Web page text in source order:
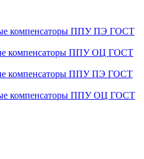
компенсаторы ППУ ПЭ ГОСТ
компенсаторы ППУ ОЦ ГОСТ
компенсаторы ППУ ПЭ ГОСТ
компенсаторы ППУ ОЦ ГОСТ